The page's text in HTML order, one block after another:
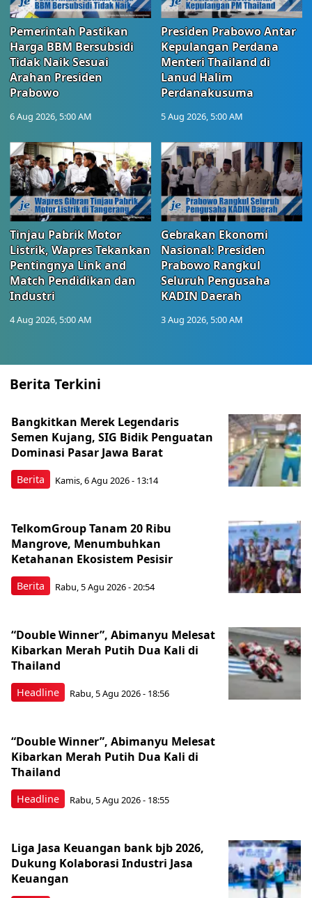
Pemerintah Pastikan
Harga BBM Bersubsidi
Tidak Naik Sesuai
Arahan Presiden
Prabowo
6 Aug 2026, 5:00 AM
Presiden Prabowo Antar
Kepulangan Perdana
Menteri Thailand di
Lanud Halim
Perdanakusuma
5 Aug 2026, 5:00 AM
Tinjau Pabrik Motor
Listrik, Wapres Tekankan
Pentingnya Link and
Match Pendidikan dan
Industri
4 Aug 2026, 5:00 AM
Gebrakan Ekonomi
Nasional: Presiden
Prabowo Rangkul
Seluruh Pengusaha
KADIN Daerah
3 Aug 2026, 5:00 AM
Berita Terkini
Berita
Bangkitkan Merek Legendaris
Semen Kujang, SIG Bidik Penguatan
Dominasi Pasar Jawa Barat
Kamis, 6 Agu 2026 - 13:14
Berita
TelkomGroup Tanam 20 Ribu
Mangrove, Menumbuhkan
Ketahanan Ekosistem Pesisir
Rabu, 5 Agu 2026 - 20:54
Headline
“Double Winner”, Abimanyu Melesat
Kibarkan Merah Putih Dua Kali di
Thailand
Rabu, 5 Agu 2026 - 18:56
Headline
“Double Winner”, Abimanyu Melesat
Kibarkan Merah Putih Dua Kali di
Thailand
Rabu, 5 Agu 2026 - 18:55
Liga Jasa Keuangan bank bjb 2026,
Dukung Kolaborasi Industri Jasa
Keuangan